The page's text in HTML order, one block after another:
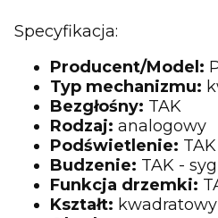
Specyfikacja:
Producent/Model:
Typ mechanizmu:
Bezgłośny: TAK
Rodzaj: analogowy
Podświetlenie:
Budzenie: TAK -
Funkcja drzemki:
Kształt: kwadratowy